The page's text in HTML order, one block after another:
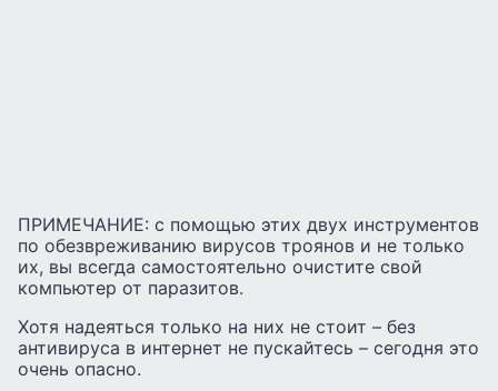
ПРИМЕЧАНИЕ: с помощью этих двух инструментов
по обезвреживанию вирусов троянов и не только
их, вы всегда самостоятельно очистите свой
компьютер от паразитов.
Хотя надеяться только на них не стоит – без
антивируса в интернет не пускайтесь – сегодня это
очень опасно.